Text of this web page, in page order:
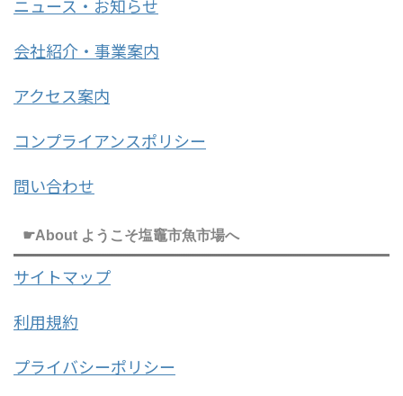
ニュース・お知らせ
会社紹介・事業案内
アクセス案内
コンプライアンスポリシー
問い合わせ
☛About ようこそ塩竈市魚市場へ
サイトマップ
利用規約
プライバシーポリシー